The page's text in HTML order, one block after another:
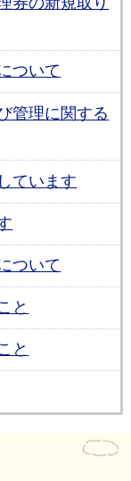
ついて
管理に関する
ています
ついて
と
と